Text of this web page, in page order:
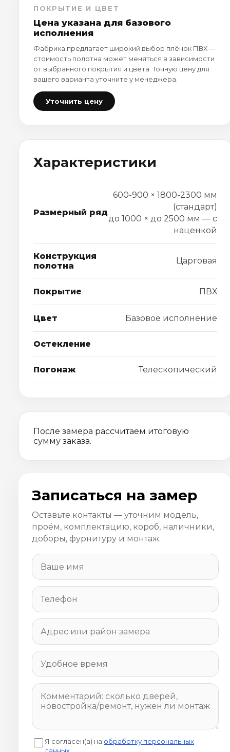
ПОКРЫТИЕ И ЦВЕТ
Цена указана для базового
исполнения
Фабрика предлагает широкий выбор плёнок ПВХ —
стоимость полотна может меняться в зависимости
от выбранного покрытия и цвета. Точную цену для
вашего варианта уточните у менеджера.
Уточнить цену
Характеристики
Размерный ряд
600-900 × 1800-2300 мм
(стандарт)
до 1000 × до 2500 мм — с
наценкой
Конструкция
полотна
Царговая
Покрытие ПВХ
Цвет Базовое исполнение
Остекление
Погонаж Телескопический
После замера рассчитаем итоговую
сумму заказа.
Записаться на замер
Оставьте контакты — уточним модель,
проём, комплектацию, короб, наличники,
доборы, фурнитуру и монтаж.
Я согласен(а) на обработку персональных